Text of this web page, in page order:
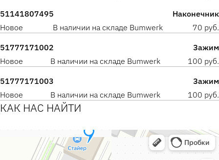
51141807495
Наконечник
Новое
В наличии на складе Bumwerk 70 руб.
51777171002
Зажим
Новое
В наличии на складе Bumwerk 100 руб.
51777171003
Зажим
Новое
В наличии на складе Bumwerk 100 руб.
КАК НАС НАЙТИ